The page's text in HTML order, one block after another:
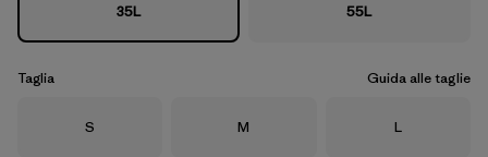
35L 55L
Taglia Guida alle taglie
Taglia
S Taglia
M Taglia
L